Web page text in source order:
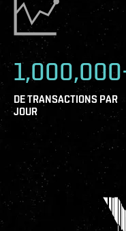
DE TRANSACTIONS PAR
JOUR